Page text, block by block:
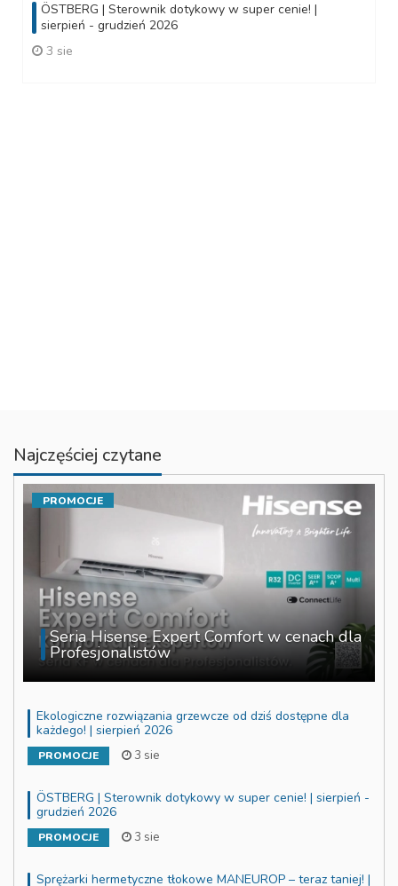
ÖSTBERG | Sterownik dotykowy w super cenie! |
sierpień - grudzień 2026
3 sie
Najczęściej czytane
Seria Hisense Expert Comfort w cenach dla
Profesjonalistów
PROMOCJE
Ekologiczne rozwiązania grzewcze od dziś dostępne dla
każdego! | sierpień 2026
PROMOCJE 3 sie
ÖSTBERG | Sterownik dotykowy w super cenie! | sierpień -
grudzień 2026
PROMOCJE 3 sie
Sprężarki hermetyczne tłokowe MANEUROP – teraz taniej! |